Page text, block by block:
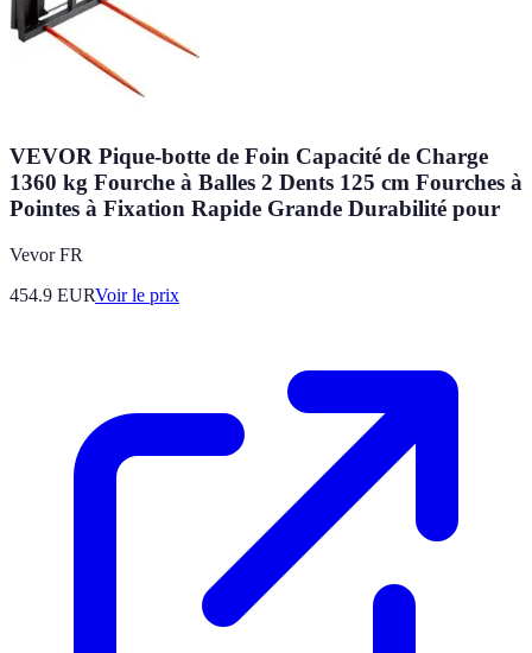
VEVOR Pique-botte de Foin Capacité de Charge
1360 kg Fourche à Balles 2 Dents 125 cm Fourches à
Pointes à Fixation Rapide Grande Durabilité pour
Vevor FR
454.9 EURVoir le prix